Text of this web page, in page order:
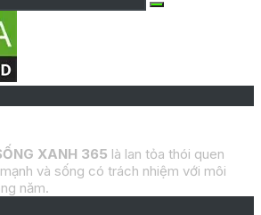
XANH 365 là lan tỏa thói quen
và sống có trách nhiệm với môi
năm.